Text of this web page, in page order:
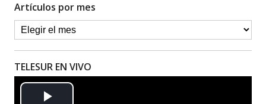
Artículos por mes
TELESUR EN VIVO